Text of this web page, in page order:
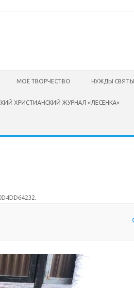
МОЁ ТВОРЧЕСТВО НУЖДЫ
ХРИСТИАНСКИЙ ЖУРНАЛ «ЛЕСЕНКА»
.